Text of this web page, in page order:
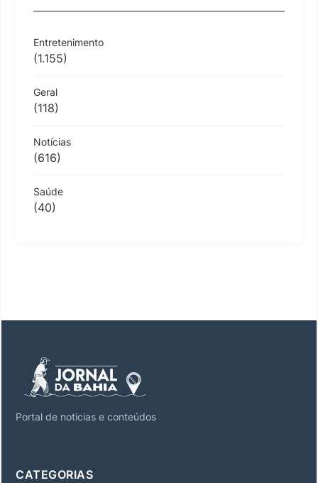
Entretenimento
(1.155)
Geral
(118)
Notícias
(616)
Saúde
(40)
Portal de noticias e conteúdos
CATEGORIAS